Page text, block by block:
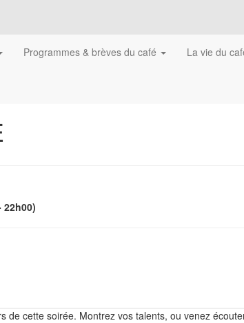
Programmes & brèves du café La vie du
22h00)
de cette soirée. Montrez vos talents, ou venez